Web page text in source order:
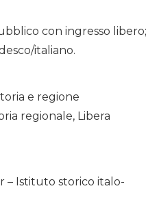
con ingresso libero;
italiano.
e regione
regionale, Libera
– Istituto storico italo-